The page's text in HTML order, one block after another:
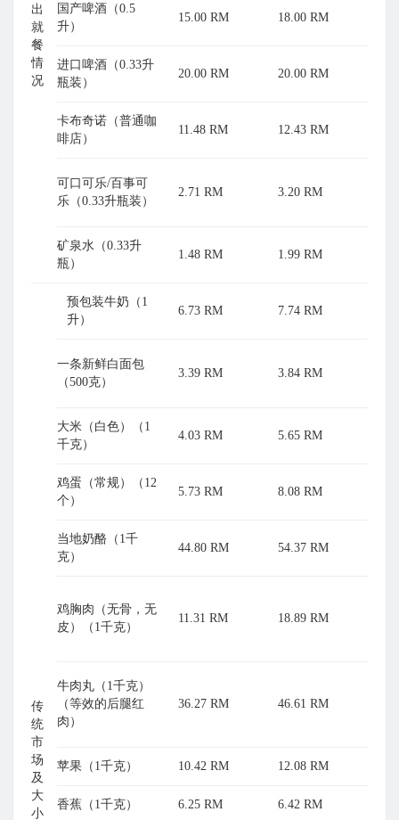
出
就
餐
情
况
国产啤酒（0.5
升）
15.00 RM 18.00 RM
进口啤酒（0.33升
瓶装）
20.00 RM 20.00 RM
卡布奇诺（普通咖
啡店）
11.48 RM 12.43 RM
可口可乐/百事可
乐（0.33升瓶装）
2.71 RM 3.20 RM
矿泉水（0.33升
瓶）
1.48 RM 1.99 RM
传
统
市
场
及
大
小
预包装牛奶（1
升）
6.73 RM 7.74 RM
一条新鲜白面包
（500克）
3.39 RM 3.84 RM
大米（白色）（1
千克）
4.03 RM 5.65 RM
鸡蛋（常规）（12
个）
5.73 RM 8.08 RM
当地奶酪（1千
克）
44.80 RM 54.37 RM
鸡胸肉（无骨，无
皮）（1千克）
11.31 RM 18.89 RM
牛肉丸（1千克）
（等效的后腿红
肉）
36.27 RM 46.61 RM
苹果（1千克） 10.42 RM 12.08 RM
香蕉（1千克） 6.25 RM 6.42 RM